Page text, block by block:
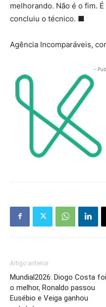
melhorando. Não é o fim.
concluiu o técnico. ■
Agência Incomparáveis,
-
Artigo anterior
Mundial2026: Diogo Costa foi
o melhor, Ronaldo passou
Eusébio e Veiga ganhou